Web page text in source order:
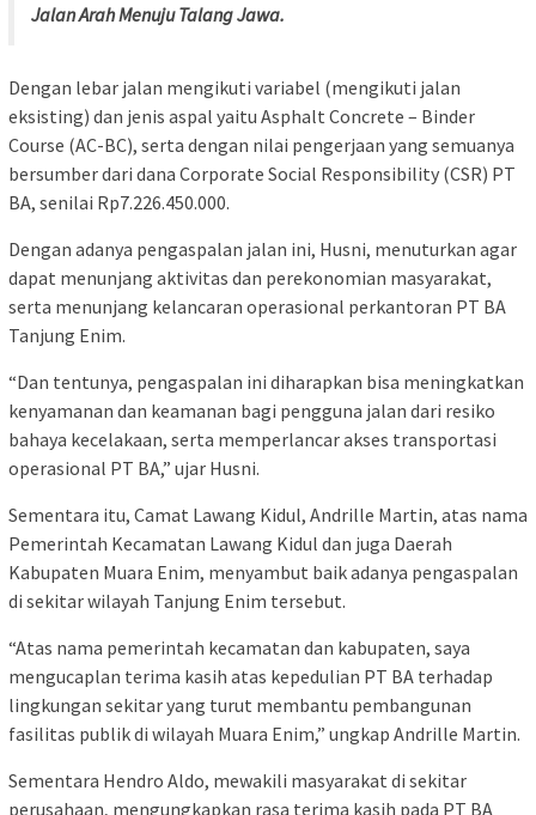
Jalan Arah Menuju Talang Jawa.
Dengan lebar jalan mengikuti variabel (mengikuti jalan
eksisting) dan jenis aspal yaitu Asphalt Concrete – Binder
Course (AC-BC), serta dengan nilai pengerjaan yang semuanya
bersumber dari dana Corporate Social Responsibility (CSR) PT
BA, senilai Rp7.226.450.000.
Dengan adanya pengaspalan jalan ini, Husni, menuturkan agar
dapat menunjang aktivitas dan perekonomian masyarakat,
serta menunjang kelancaran operasional perkantoran PT BA
Tanjung Enim.
“Dan tentunya, pengaspalan ini diharapkan bisa meningkatkan
kenyamanan dan keamanan bagi pengguna jalan dari resiko
bahaya kecelakaan, serta memperlancar akses transportasi
operasional PT BA,” ujar Husni.
Sementara itu, Camat Lawang Kidul, Andrille Martin, atas nama
Pemerintah Kecamatan Lawang Kidul dan juga Daerah
Kabupaten Muara Enim, menyambut baik adanya pengaspalan
di sekitar wilayah Tanjung Enim tersebut.
“Atas nama pemerintah kecamatan dan kabupaten, saya
mengucaplan terima kasih atas kepedulian PT BA terhadap
lingkungan sekitar yang turut membantu pembangunan
fasilitas publik di wilayah Muara Enim,” ungkap Andrille Martin.
Sementara Hendro Aldo, mewakili masyarakat di sekitar
perusahaan, mengungkapkan rasa terima kasih pada PT BA